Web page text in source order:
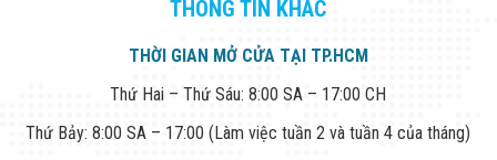
THÔNG TIN KHÁC
THỜI GIAN MỞ CỬA TẠI TP.HCM
Thứ Hai – Thứ Sáu: 8:00 SA – 17:00 CH
Thứ Bảy: 8:00 SA – 17:00 (Làm việc tuần 2 và tuần 4 của tháng)